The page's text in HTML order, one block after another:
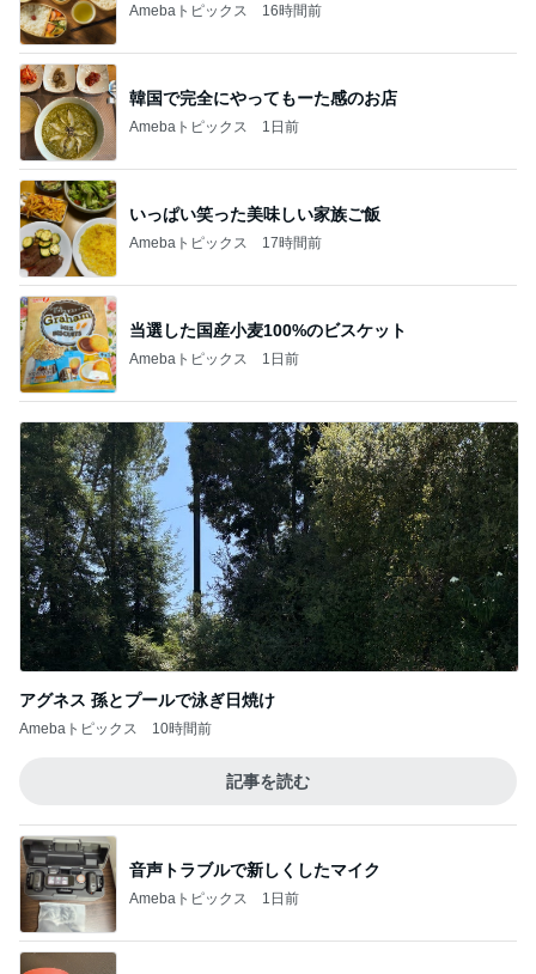
Amebaトピックス 16時間前
韓国で完全にやってもーた感のお店
Amebaトピックス 1日前
いっぱい笑った美味しい家族ご飯
Amebaトピックス 17時間前
当選した国産小麦100%のビスケット
Amebaトピックス 1日前
アグネス 孫とプールで泳ぎ日焼け
Amebaトピックス 10時間前
記事を読む
音声トラブルで新しくしたマイク
Amebaトピックス 1日前